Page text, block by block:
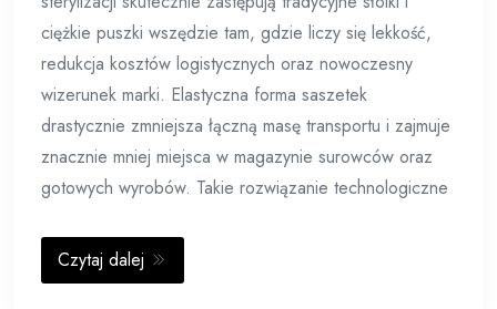
ciężkie puszki wszędzie tam, gdzie liczy się lekkość,
redukcja kosztów logistycznych oraz nowoczesny
wizerunek marki. Elastyczna forma saszetek
drastycznie zmniejsza łączną masę transportu i zajmuje
znacznie mniej miejsca w magazynie surowców oraz
gotowych wyrobów. Takie rozwiązanie technologiczne
Czytaj dalej